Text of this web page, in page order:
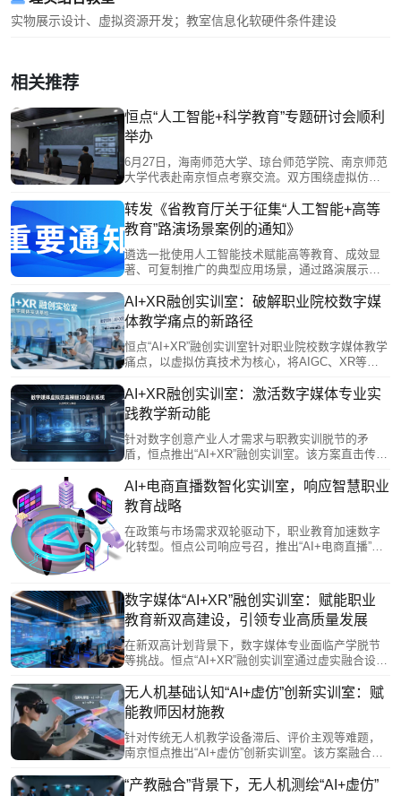
实物展示设计、虚拟资源开发；教室信息化软硬件条件建设
相关推荐
恒点“人工智能+科学教育”专题研讨会顺利
举办
6月27日，海南师范大学、琼台师范学院、南京师范
大学代表赴南京恒点考察交流。双方围绕虚拟仿真
等展开研讨。恒点展示AI空间智能赋能实验中心建
设方案、裸眼3D虚仿系统及课程编辑器实操，并结
合典型案例分享实践成果。此次交流促进了校企协
同，助力高校科学教育数字化转型与未来学习中心
建设。
转发《省教育厅关于征集“人工智能+高等
教育”路演场景案例的通知》
遴选一批使用人工智能技术赋能高等教育、成效显
著、可复制推广的典型应用场景，通过路演展示、
能赋能我省高等教育改革发展。
AI+XR融创实训室：破解职业院校数字媒
体教学痛点的新路径
恒点“AI+XR”融创实训室针对职业院校数字媒体教学
痛点，以虚拟仿真技术为核心，将AIGC、XR等产
实训环境。通过智能评估与AI助教减轻教师负担，
助力学生产出高质量作品，有效破解学用脱节难
题，为职业教育数字化转型与产教深度融合提供了
一体化解决方案。
AI+XR融创实训室：激活数字媒体专业实
践教学新动能
针对数字创意产业人才需求与职教实训脱节的矛
盾，恒点推出“AI+XR”融创实训室。该方案直击传统
大痛点，构建了以AI赋能、XR呈现、数字人驱动的
全链路实践教学体系。通过整合AIGC创作、虚拟拍
摄、动捕开发等前沿技术及沉浸式测试平台，让学
生在校园内模拟产业真实环境，掌握全流程技能，
产出高质量作品，有效提升职业竞争力。此举为职
AI+电商直播数智化实训室，响应智慧职业
教育战略
在政策与市场需求双轮驱动下，职业教育加速数字
化转型。恒点公司响应号召，推出“AI+电商直播”数
滞后的问题。该方案通过虚实结合的教学新模式，
有效缩短学生技能掌握与岗位适应时间，为培养数
字经济时代的高素质技术技能人才提供了创新路径
与有力支撑。
数字媒体“AI+XR”融创实训室：赋能职业
教育新双高建设，引领专业高质量发展
在新双高计划背景下，数字媒体专业面临产学脱节
等挑战。恒点“AI+XR”融创实训室通过虚实融合设备
化实训任务，覆盖从AI创作到XR开发的全产业链流
程。实训室构建协同育人生态，支持课赛证融通，
培育技术复合型数字新质人才，并推动教学向AI赋
能、项目驱动的模式转型，为职业教育数字化发展
与高素质技能人才培养提供创新路径。
无人机基础认知“AI+虚仿”创新实训室：赋
能教师因材施教
针对传统无人机教学设备滞后、评价主观等难题，
南京恒点推出“AI+虚仿”创新实训室。该方案融合人
师、智能数据底座等，实现结构认知可视化、学习
“产教融合”背景下，无人机测绘“AI+虚仿”